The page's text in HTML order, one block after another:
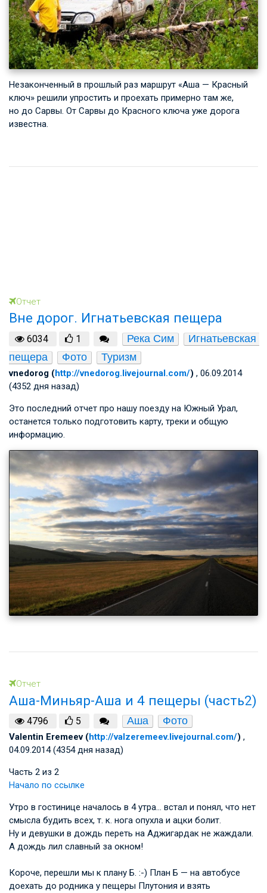
Незаконченный в прошлый раз маршрут «Аша — Красный
ключ» решили упростить и проехать примерно там же,
но до Сарвы. От Сарвы до Красного ключа уже дорога
известна.
Отчет
Вне дорог. Игнатьевская пещера
6034 1 Река Сим
Игнатьевская
пещера
Фото Туризм
vnedorog (http://vnedorog.livejournal.com/) , 06.09.2014
(4352 дня назад)
Это последний отчет про нашу поезду на Южный Урал,
останется только подготовить карту, треки и общую
информацию.
Отчет
Аша-Миньяр-Аша и 4 пещеры (часть2)
4796 5 Аша Фото
Valentin Eremeev (http://valzeremeev.livejournal.com/) ,
04.09.2014 (4354 дня назад)
Часть 2 из 2
Начало по ссылке
Утро в гостинице началось в 4 утра… встал и понял, что нет
смысла будить всех, т. к. нога опухла и ацки болит.
Ну и девушки в дождь переть на Аджигардак не жаждали.
А дождь лил славный за окном!
Короче, перешли мы к плану Б. :-) План Б — на автобусе
доехать до родника у пещеры Плутония и взять